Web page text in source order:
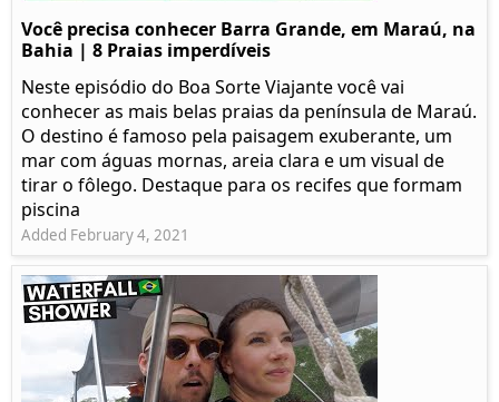
Você precisa conhecer Barra Grande, em Maraú, na
Bahia | 8 Praias imperdíveis
Neste episódio do Boa Sorte Viajante você vai
conhecer as mais belas praias da península de Maraú.
O destino é famoso pela paisagem exuberante, um
mar com águas mornas, areia clara e um visual de
tirar o fôlego. Destaque para os recifes que formam
piscina
Added February 4, 2021